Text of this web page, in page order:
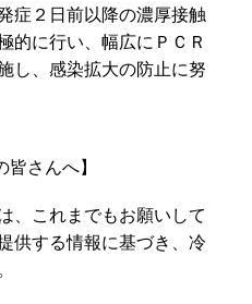
症２日前以降の濃厚接触
的に行い、幅広にＰＣＲ
し、感染拡大の防止に努
さんへ】
、これまでもお願いして
供する情報に基づき、冷